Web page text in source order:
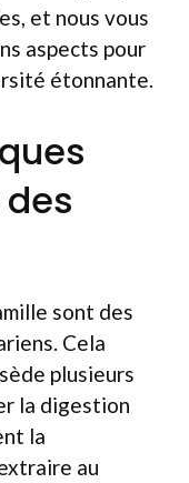
et nous vous
aspects pour
étonnante.
sont des
Cela
plusieurs
la digestion
la
au